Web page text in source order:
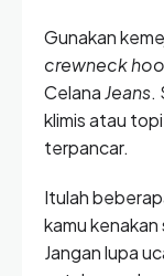
Gunakan
crewneck
CelanaJeans.
klimis atau
terpancar.
Itulah
kamu
Jangan lupa